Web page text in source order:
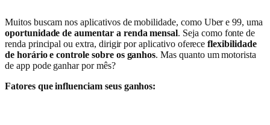
Muitos buscam nos aplicativos de mobilidade, como Uber e 99, uma
oportunidade de aumentar a renda mensal. Seja como fonte de
renda principal ou extra, dirigir por aplicativo ofereceflexibilidade
de horário e controle sobre os ganhos. Mas quanto um motorista
de app pode ganhar por mês?
Fatores que influenciam seus ganhos: